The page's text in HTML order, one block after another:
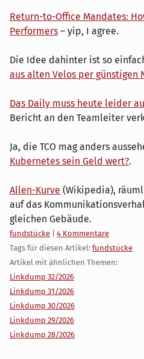
Return-to-Office Mandates:
Performers – yip, I agree.
Die Idee dahinter ist so
aus alten Velos per günstigen
Das Daily muss heute leider
Bericht an den Teamleiter
Ja, die TCO mag anders
Kubernetes sein Geld wert?.
Allen-Kurve (Wikipedia),
auf das
gleichen Gebäude.
Kategorien:
fundstücke
4 Kommentare
Tags für diesen Artikel: fundstücke
Artikel mit ähnlichen Themen:
Linkdump 32/2026
Linkdump 31/2026
Linkdump 30/2026
Linkdump 29/2026
Linkdump 28/2026